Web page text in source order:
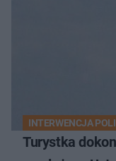
INTERWENCJA
Turystka